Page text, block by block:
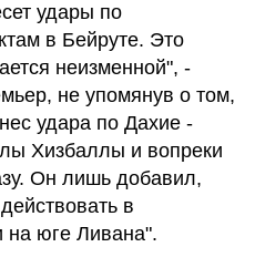
удары по
в Бейруте. Это
неизменной", -
не упомянув о том,
удара по Дахие -
Хизбаллы и вопреки
Он лишь добавил,
в
на юге Ливана".